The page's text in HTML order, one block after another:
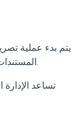
يتم بدء عملية
المستندات اللازمة ومتابعة عملية التقديم بشكل احترافي.
تساعد